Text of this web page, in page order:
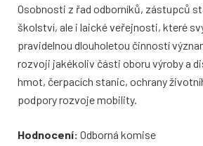
Osobnosti z řad odborníků, zástupců
školství, ale i laické veřejnosti, které
pravidelnou dlouholetou činností
rozvoji jakékoliv části oboru výroby a
hmot, čerpacích stanic, ochrany
podpory rozvoje mobility.
Hodnocení: Odborná komise